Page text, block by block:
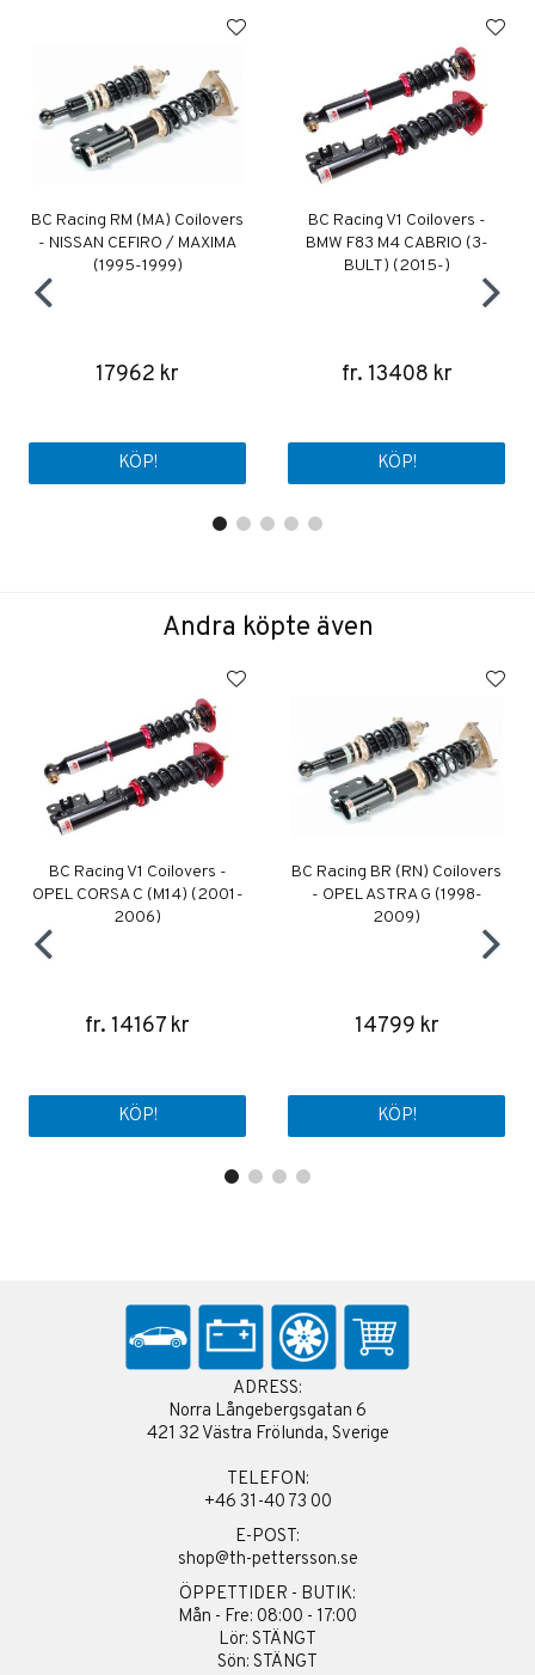
BC Racing RM (MA) Coilovers
- NISSAN CEFIRO / MAXIMA
(1995-1999)
17962 kr
KÖP!
BC Racing V1 Coilovers -
BMW F83 M4 CABRIO (3-
BULT) (2015-)
fr. 13408 kr
KÖP!
Andra köpte även
BC Racing V1 Coilovers -
OPEL CORSA C (M14) (2001-
2006)
fr. 14167 kr
KÖP!
BC Racing BR (RN) Coilovers
- OPEL ASTRA G (1998-
2009)
14799 kr
KÖP!
ADRESS:
Norra Långebergsgatan 6
421 32 Västra Frölunda, Sverige
TELEFON:
+46 31-40 73 00
E-POST:
shop@th-pettersson.se
ÖPPETTIDER - BUTIK:
Mån - Fre: 08:00 - 17:00
Lör: STÄNGT
Sön: STÄNGT